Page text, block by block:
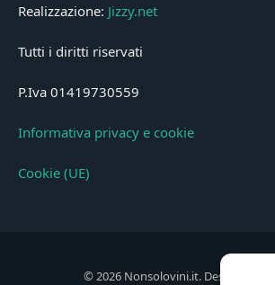
Realizzazione: Jizzy.net
Tutti i diritti riservati
P.Iva 01419730559
Informativa privacy e cookie
Cookie (UE)
© 2026 Nonsolovini.it. Designed by